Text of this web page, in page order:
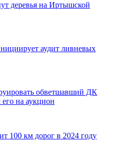
деревья на Иртышской
аудит ливневых
обветшавший ДК
на аукцион
100 км дорог в 2024 году